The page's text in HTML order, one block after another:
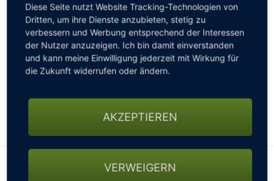
mit einem grandiosen Alpenpanorama verwöhnt. Ein
kleiner Tipp nach drei Tagen Wohnmobil Golf
Adventure gefällig? Bitte immer vor der Anreise bei
den jeweiligen Golfclubs anrufen und nach
gesperrten Straßen, nicht passierbaren Wegen oder
könnte es mit der gebuchten Startzeit schon mal
Diese Seite nutzt Website Tracking-Technologien von
Dritten, um ihre Dienste anzubieten, stetig zu
verbessern und Werbung entsprechend der Interessen
der Nutzer anzuzeigen. Ich bin damit einverstanden
und kann meine Einwilligung jederzeit mit Wirkung für
die Zukunft widerrufen oder ändern.
AKZEPTIEREN
VERWEIGERN